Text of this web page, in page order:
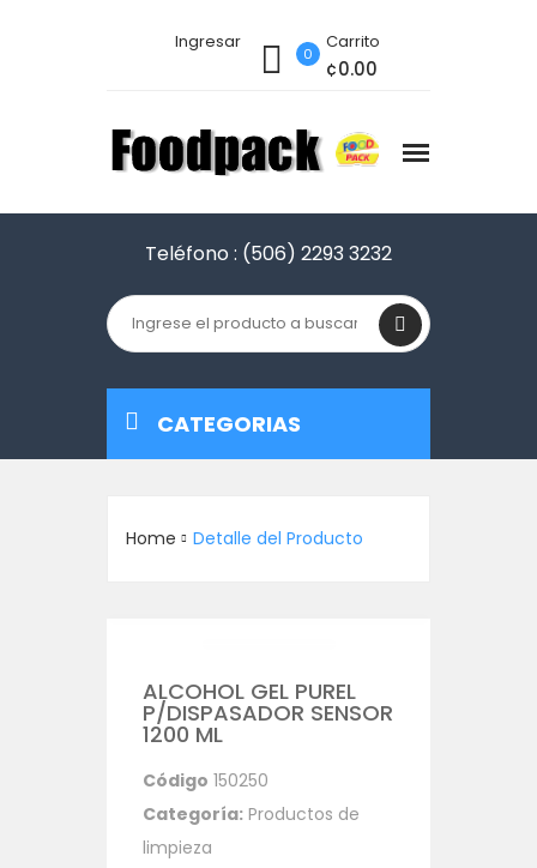
Ingresar Carrito
0
¢0.00
CATEGORIAS
Teléfono : (506) 2293 3232
Home Detalle del Producto
ALCOHOL GEL PUREL
P/DISPASADOR SENSOR
1200 ML
Código 150250
Categoría: Productos de
limpieza